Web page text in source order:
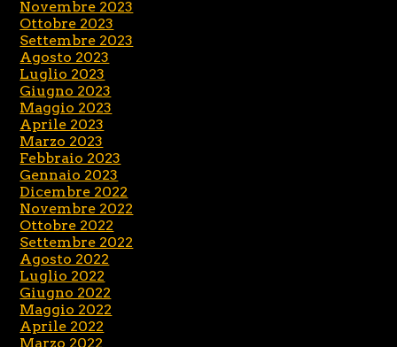
Novembre 2023
Ottobre 2023
Settembre 2023
Agosto 2023
Luglio 2023
Giugno 2023
Maggio 2023
Aprile 2023
Marzo 2023
Febbraio 2023
Gennaio 2023
Dicembre 2022
Novembre 2022
Ottobre 2022
Settembre 2022
Agosto 2022
Luglio 2022
Giugno 2022
Maggio 2022
Aprile 2022
Marzo 2022